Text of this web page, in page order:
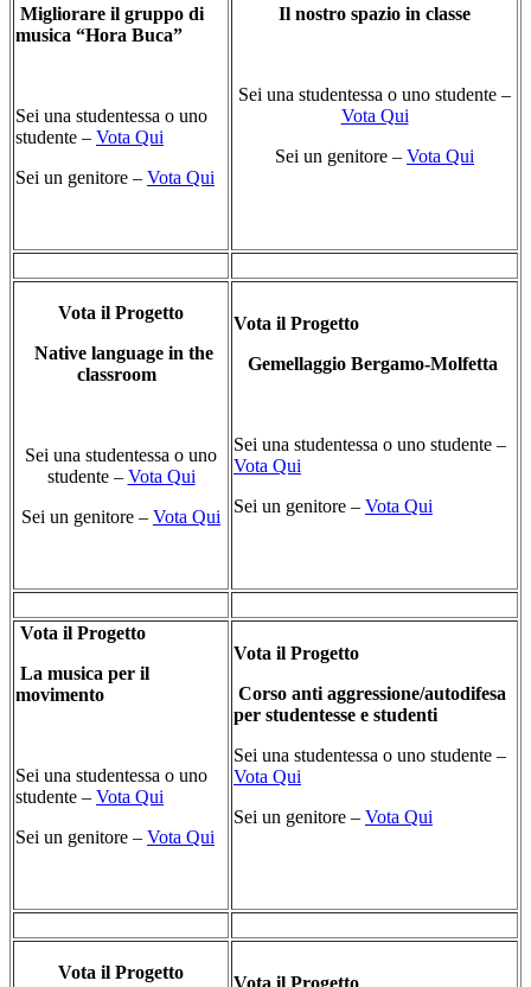
Migliorare il gruppo di
musica “Hora Buca”
Sei una studentessa o uno
studente – Vota Qui
Sei un genitore – Vota Qui
Il nostro spazio in classe
Sei una studentessa o uno studente –
Vota Qui
Sei un genitore – Vota Qui
Vota il Progetto
Native language in the
classroom
Sei una studentessa o uno
studente – Vota Qui
Sei un genitore – Vota Qui
Vota il Progetto
Gemellaggio Bergamo-Molfetta
Sei una studentessa o uno studente –
Vota Qui
Sei un genitore – Vota Qui
Vota il Progetto
La musica per il
movimento
Sei una studentessa o uno
studente – Vota Qui
Sei un genitore – Vota Qui
Vota il Progetto
Corso anti aggressione/autodifesa
per studentesse e studenti
Sei una studentessa o uno studente –
Vota Qui
Sei un genitore – Vota Qui
Vota il Progetto